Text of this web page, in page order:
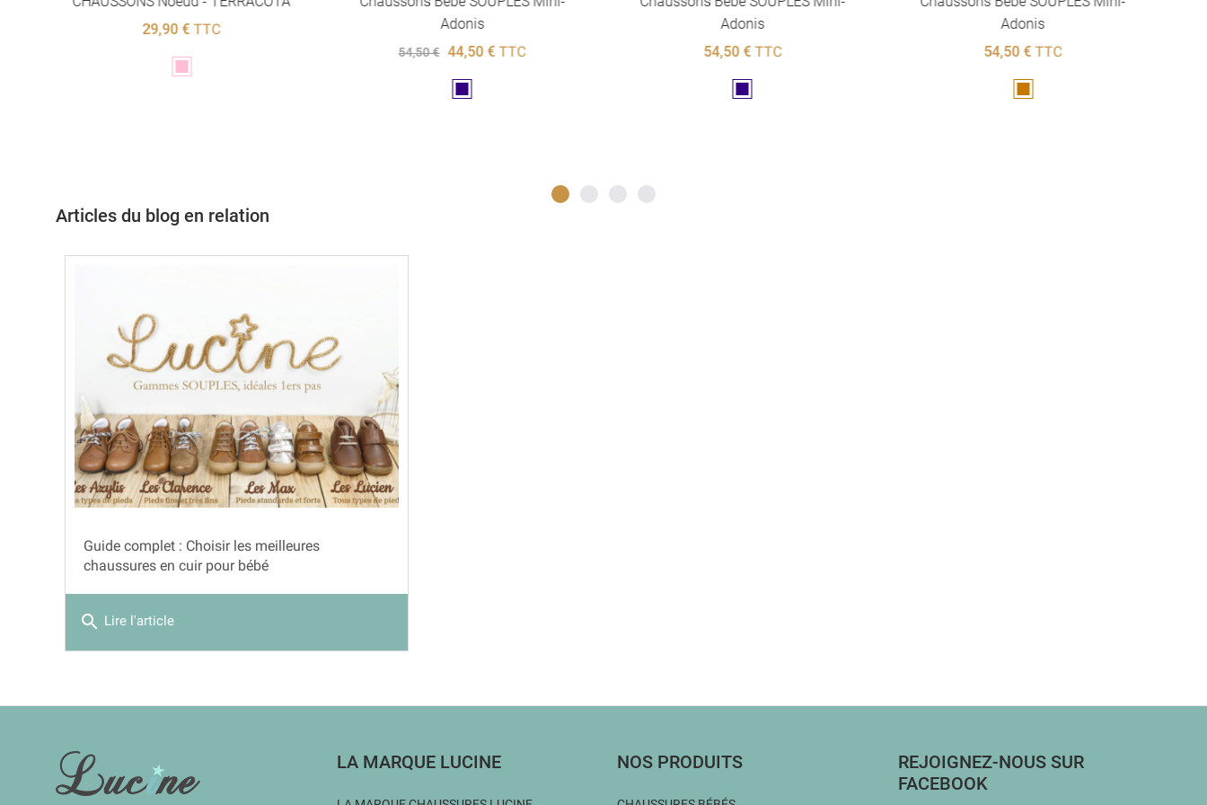
29,90 €TTC
Rose
Adonis
54,50 € 44,50 €TTC
Marine
Adonis
54,50 €TTC
Marine
Adonis
54,50 €TTC
Marron
Articles du blog en relation
Guide complet : Choisir les meilleures
chaussures en cuir pour bébé
search Lire l'article
INFORMATIONS LA MARQUE LUCINE NOS PRODUITS
REJOIGNEZ-NOUS SUR
FACEBOOK